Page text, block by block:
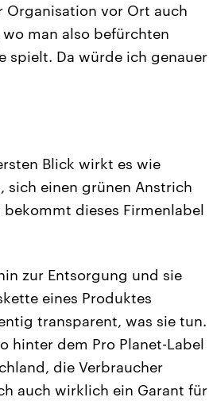
Organisation vor Ort auch
man also befürchten
spielt. Da würde ich genauer
Blick wirkt es wie
sich einen grünen Anstrich
dieses Firmenlabel
zur Entsorgung und sie
eines Produktes
transparent, was sie tun.
hinter dem Pro Planet-Label
die Verbraucher
auch wirklich ein Garant für